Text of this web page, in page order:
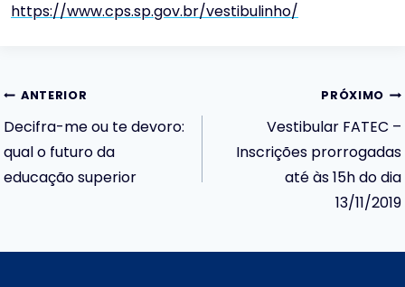
https://www.cps.sp.gov.br/vestibulinho/
Navegação
de
ANTERIOR
Decifra-me ou te devoro:
qual o futuro da
educação superior
PRÓXIMO
Vestibular FATEC –
Inscrições prorrogadas
até às 15h do dia
13/11/2019